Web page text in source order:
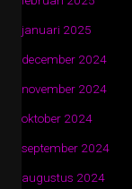
januari 2025
december 2024
november 2024
oktober 2024
september 2024
augustus 2024